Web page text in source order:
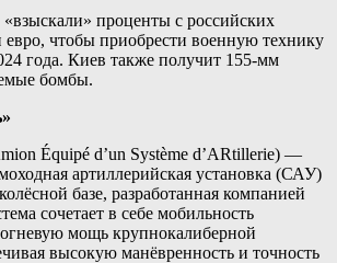
проценты с российских
евро, чтобы приобрести военную технику
года. Киев также получит 155-мм
бомбы.
Équipé d’un Système d’ARtillerie) —
артиллерийская установка (САУ)
базе, разработанная компанией
сочетает в себе мобильность
мощь крупнокалиберной
высокую манёвренность и точность